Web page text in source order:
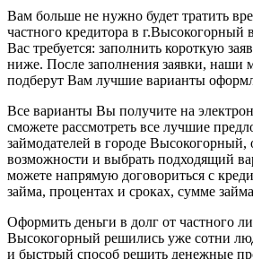
Вам больше не нужно будет тратить
частного кредитора в г.Высокогорный
Вас требуется: заполнить короткую
ниже. После заполнения заявки, наши
подберут Вам лучшие варианты
Все варианты Вы получите на
сможете рассмотреть все лучшие
займодателей в городе Высокогорный,
возможности и выбрать подходящий
можете напрямую договориться с
займа, процентах и сроках, сумме
Оформить деньги в долг от частного
Высокогорный решились уже сотни
и быстрый способ решить денежные